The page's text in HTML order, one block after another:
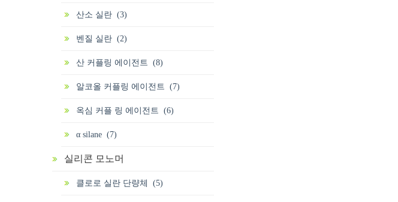
산소 실란 (3)
벤질 실란 (2)
산 커플링 에이전트 (8)
알코올 커플링 에이전트 (7)
옥심 커플 링 에이전트 (6)
α silane (7)
실리콘 모노머
클로로 실란 단량체 (5)